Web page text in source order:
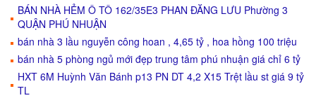
BÁN NHÀ HẺM Ô TÔ 162/35E3 PHAN ĐĂNG LƯU Phường 3
QUẬN PHÚ NHUẬN
bán nhà 3 lầu nguyễn công hoan , 4,65 tỷ , hoa hồng 100 triệu
bán nhà 5 phòng ngủ mới đẹp trung tâm phú nhuận giá chỉ 6 tỷ
HXT 6M Huỳnh Văn Bánh p13 PN DT 4,2 X15 Trệt lầu st giá 9 tỷ
TL